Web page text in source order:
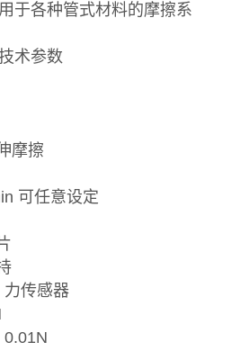
用于各种管式材料的摩擦系
技术参数
摩擦
可任意设定
力传感器
0.01N